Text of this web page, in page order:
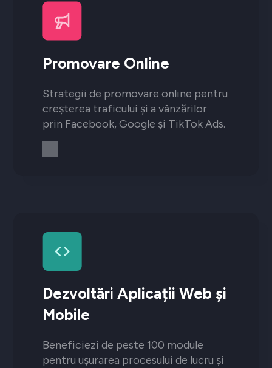
Promovare Online
Strategii de promovare online pentru
creșterea traficului și a vânzărilor
prin Facebook, Google și TikTok Ads.
Dezvoltări Aplicații Web și
Mobile
Beneficiezi de peste 100 module
pentru ușurarea procesului de lucru și